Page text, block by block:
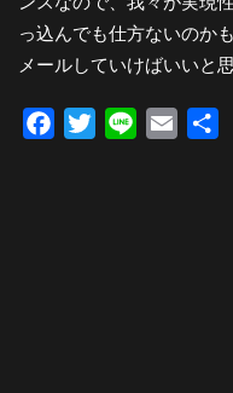
っ込んでも仕方ないのか
メールしていけばいいと
Facebook
TwitterLine Email